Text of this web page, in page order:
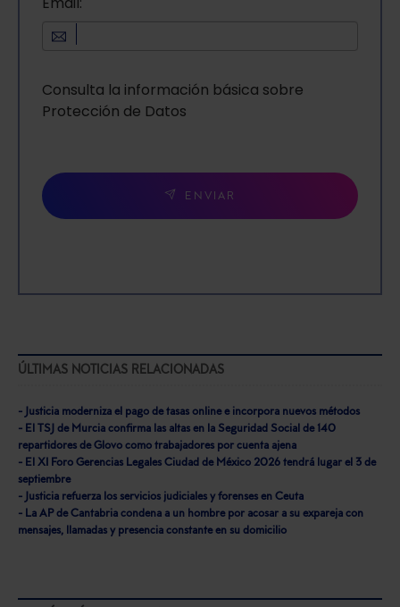
Consulta la información básica sobre
Protección de Datos
ENVIAR
ÚLTIMAS NOTICIAS RELACIONADAS
- Justicia moderniza el pago de tasas online e incorpora nuevos métodos
- El TSJ de Murcia confirma las altas en la Seguridad Social de 140
repartidores de Glovo como trabajadores por cuenta ajena
- El XI Foro Gerencias Legales Ciudad de México 2026 tendrá lugar el 3 de
septiembre
- Justicia refuerza los servicios judiciales y forenses en Ceuta
- La AP de Cantabria condena a un hombre por acosar a su expareja con
mensajes, llamadas y presencia constante en su domicilio